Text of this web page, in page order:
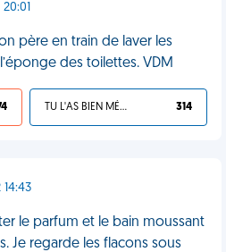
père en train de laver les
des toilettes. VDM
TU L'AS BIEN MÉRITÉ 314
14:43
le parfum et le bain moussant
Je regarde les flacons sous